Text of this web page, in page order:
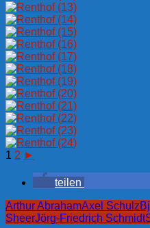
1 2 ►
teilen
Arthur AbrahamAxel Schulz
SheerJörg-Friedrich Schmidt